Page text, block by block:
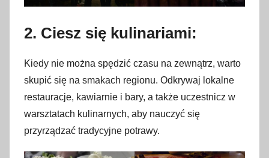
2. Ciesz się kulinariami:
Kiedy nie można spędzić czasu na zewnątrz, warto
skupić się na smakach regionu. Odkrywaj lokalne
restauracje, kawiarnie i bary, a także uczestnicz w
warsztatach kulinarnych, aby nauczyć się
przyrządzać tradycyjne potrawy.